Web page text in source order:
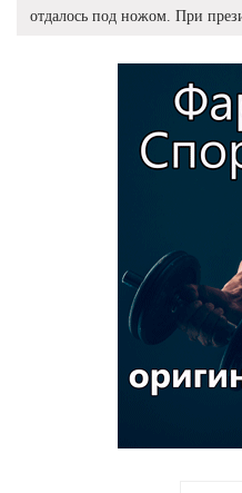
отдалось под ножом. При